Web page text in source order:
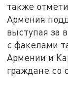
также
Армения
выступая за
с факелами
Армении и
граждане со